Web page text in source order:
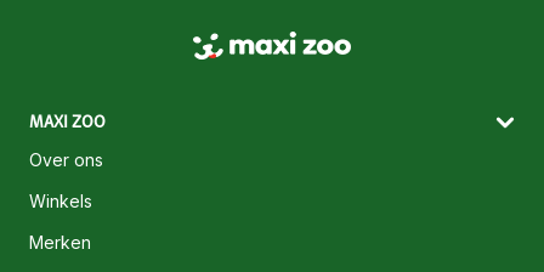
MAXI ZOO
Over ons
Winkels
Merken